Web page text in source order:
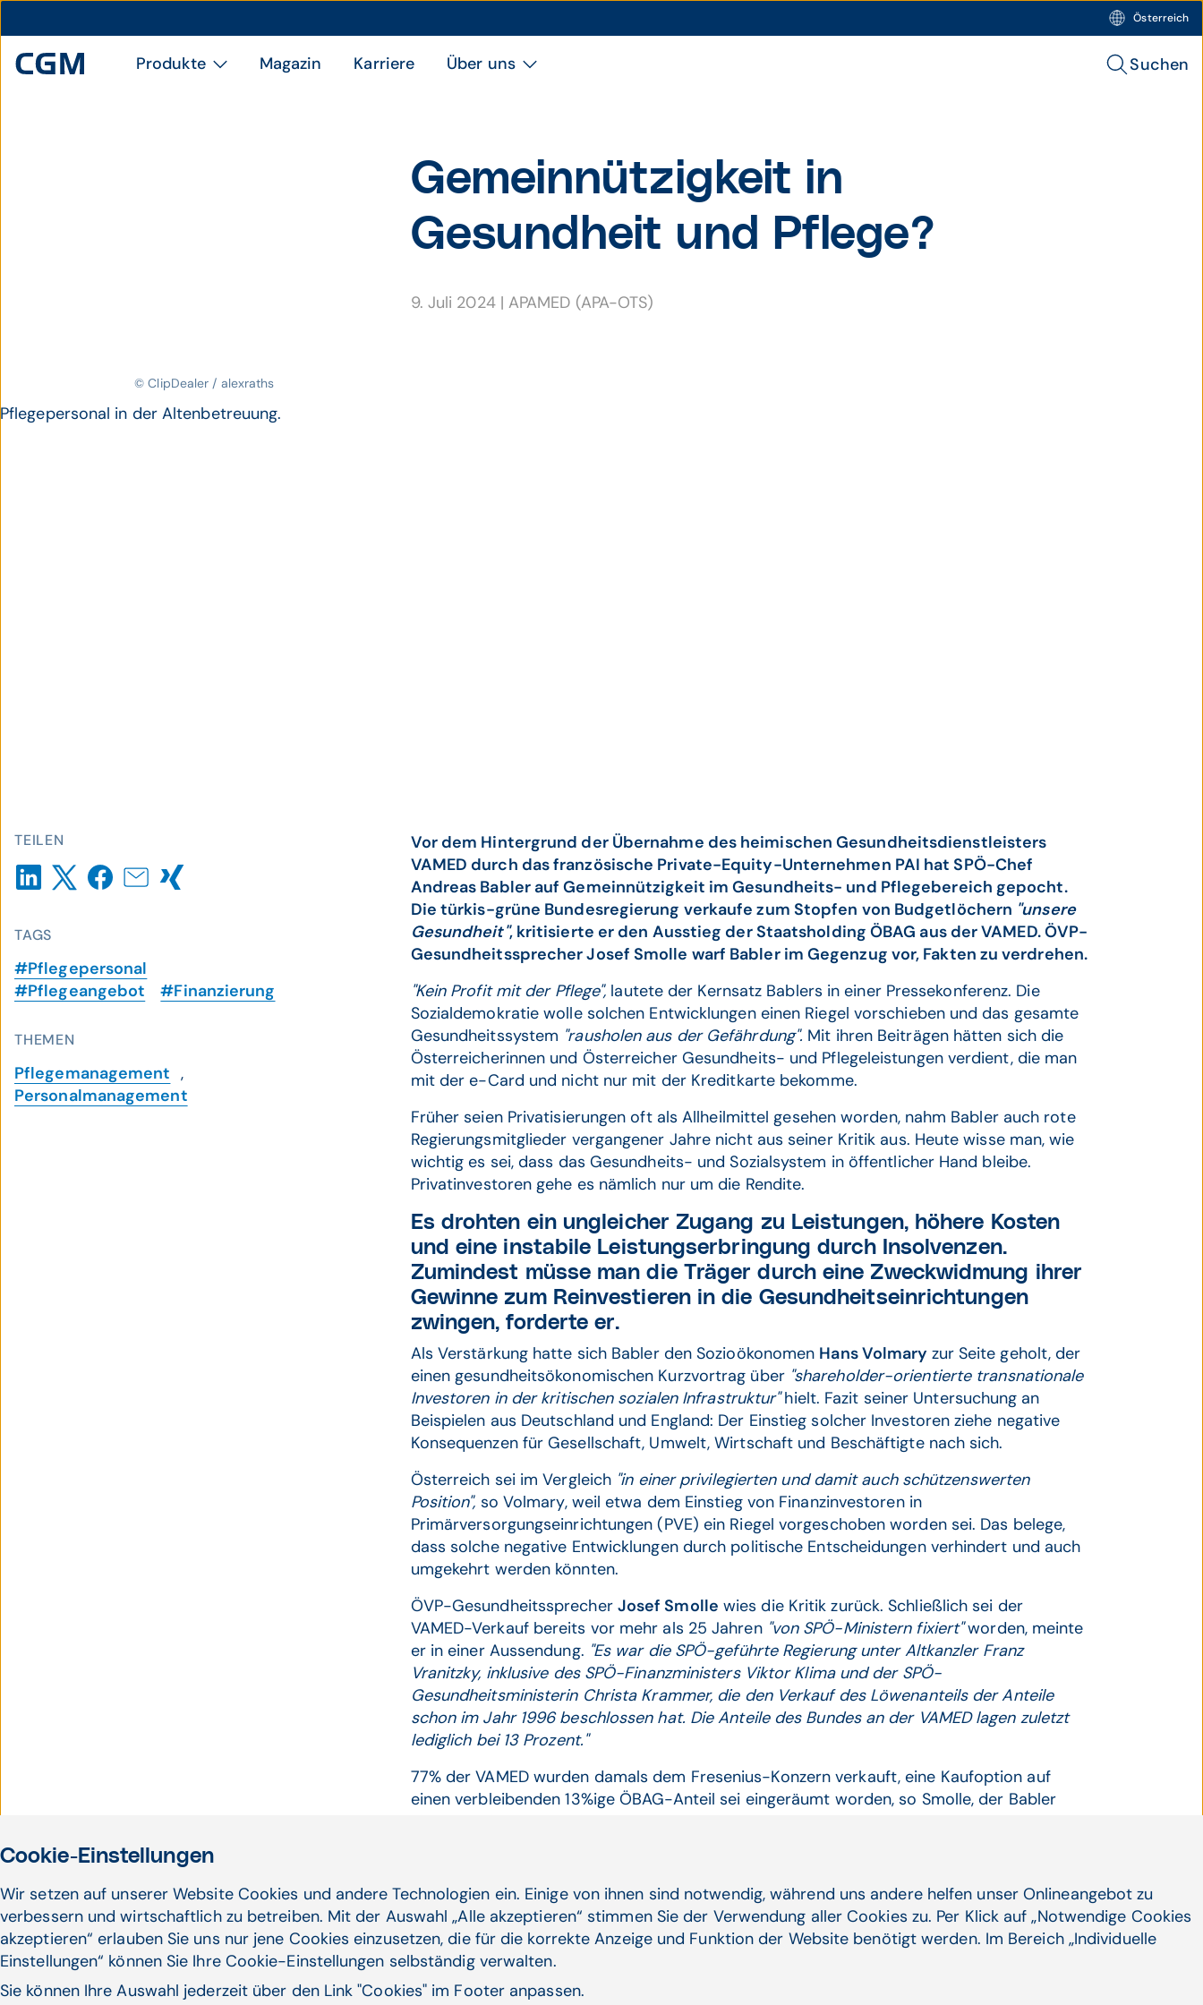
Österreich
Produkte Magazin Karriere Über uns Suchen
Gemeinnützigkeit in
Gesundheit und Pflege?
9. Juli 2024 |APAMED (APA-OTS)
© ClipDealer / alexraths
Pflegepersonal in der Altenbetreuung.
TEILEN
TAGS
#Pflegepersonal
#Pflegeangebot
#Finanzierung
THEMEN
Pflegemanagement ,
Personalmanagement
Vor dem Hintergrund der Übernahme des heimischen Gesundheitsdienstleisters
VAMED durch das französische Private-Equity-Unternehmen PAI hat SPÖ-Chef
Andreas Babler auf Gemeinnützigkeit im Gesundheits- und Pflegebereich gepocht.
Die türkis-grüne Bundesregierung verkaufe zum Stopfen von Budgetlöchern "unsere
Gesundheit", kritisierte er den Ausstieg der Staatsholding ÖBAG aus der VAMED. ÖVP-
Gesundheitssprecher Josef Smolle warf Babler im Gegenzug vor, Fakten zu verdrehen.
"Kein Profit mit der Pflege", lautete der Kernsatz Bablers in einer Pressekonferenz. Die
Sozialdemokratie wolle solchen Entwicklungen einen Riegel vorschieben und das gesamte
Gesundheitssystem "rausholen aus der Gefährdung". Mit ihren Beiträgen hätten sich die
Österreicherinnen und Österreicher Gesundheits- und Pflegeleistungen verdient, die man
mit der e-Card und nicht nur mit der Kreditkarte bekomme.
Früher seien Privatisierungen oft als Allheilmittel gesehen worden, nahm Babler auch rote
Regierungsmitglieder vergangener Jahre nicht aus seiner Kritik aus. Heute wisse man, wie
wichtig es sei, dass das Gesundheits- und Sozialsystem in öffentlicher Hand bleibe.
Privatinvestoren gehe es nämlich nur um die Rendite.
Es drohten ein ungleicher Zugang zu Leistungen, höhere Kosten
und eine instabile Leistungserbringung durch Insolvenzen.
Zumindest müsse man die Träger durch eine Zweckwidmung ihrer
Gewinne zum Reinvestieren in die Gesundheitseinrichtungen
zwingen, forderte er.
Als Verstärkung hatte sich Babler den Sozioökonomen Hans Volmary zur Seite geholt, der
einen gesundheitsökonomischen Kurzvortrag über "shareholder-orientierte transnationale
Investoren in der kritischen sozialen Infrastruktur"hielt. Fazit seiner Untersuchung an
Beispielen aus Deutschland und England: Der Einstieg solcher Investoren ziehe negative
Konsequenzen für Gesellschaft, Umwelt, Wirtschaft und Beschäftigte nach sich.
Österreich sei im Vergleich "in einer privilegierten und damit auch schützenswerten
Position", so Volmary, weil etwa dem Einstieg von Finanzinvestoren in
Primärversorgungseinrichtungen (PVE) ein Riegel vorgeschoben worden sei. Das belege,
dass solche negative Entwicklungen durch politische Entscheidungen verhindert und auch
umgekehrt werden könnten.
ÖVP-Gesundheitssprecher Josef Smolle wies die Kritik zurück. Schließlich sei der
VAMED-Verkauf bereits vor mehr als 25 Jahren "von SPÖ-Ministern fixiert"worden, meinte
er in einer Aussendung. "Es war die SPÖ-geführte Regierung unter Altkanzler Franz
Vranitzky, inklusive des SPÖ-Finanzministers Viktor Klima und der SPÖ-
Gesundheitsministerin Christa Krammer, die den Verkauf des Löwenanteils der Anteile
schon im Jahr 1996 beschlossen hat. Die Anteile des Bundes an der VAMED lagen zuletzt
lediglich bei 13 Prozent."
77% der VAMED wurden damals dem Fresenius-Konzern verkauft, eine Kaufoption auf
einen verbleibenden 13%ige ÖBAG-Anteil sei eingeräumt worden, so Smolle, der Babler
Verwandte Artikel
Cookie-Einstellungen
Wir setzen auf unserer Website Cookies und andere Technologien ein. Einige von ihnen sind notwendig, während uns andere helfen unser Onlineangebot zu
verbessern und wirtschaftlich zu betreiben. Mit der Auswahl „Alle akzeptieren“ stimmen Sie der Verwendung aller Cookies zu. Per Klick auf „Notwendige Cookies
akzeptieren“ erlauben Sie uns nur jene Cookies einzusetzen, die für die korrekte Anzeige und Funktion der Website benötigt werden. Im Bereich „Individuelle
Einstellungen“ können Sie Ihre Cookie-Einstellungen selbständig verwalten.
Sie können Ihre Auswahl jederzeit über den Link "Cookies" im Footer anpassen.